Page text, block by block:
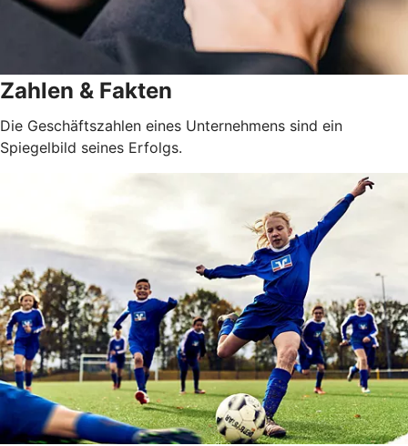
Zahlen & Fakten
Die Geschäftszahlen eines Unternehmens sind ein
Spiegelbild seines Erfolgs.